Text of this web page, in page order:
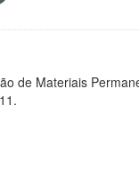
de Materiais